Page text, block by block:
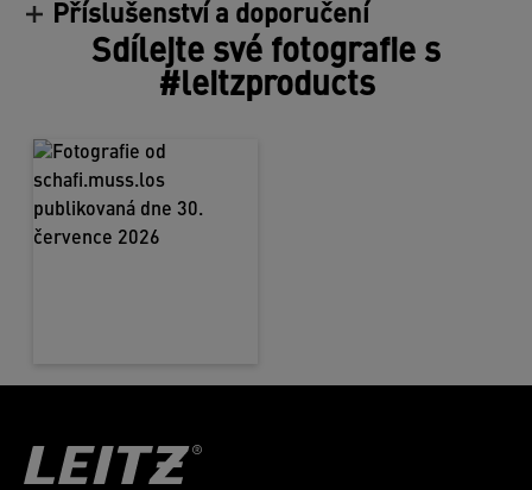
Příslušenství a doporučení
Sdílejte své fotografie s
#leitzproducts